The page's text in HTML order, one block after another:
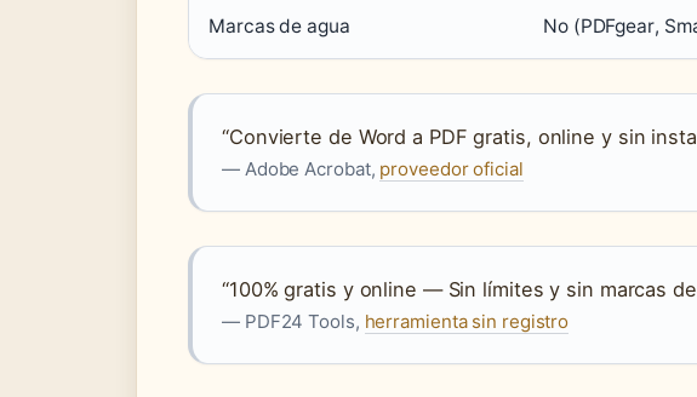
Marcas de agua No (PDFgear,
“Convierte de Word a PDF gratis, online y sin
— Adobe Acrobat, proveedor oficial
“100% gratis y online — Sin límites y sin marcas de
— PDF24 Tools, herramienta sin registro